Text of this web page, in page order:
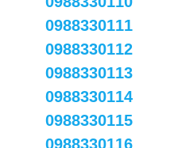
0988330111
0988330112
0988330113
0988330114
0988330115
0988330116